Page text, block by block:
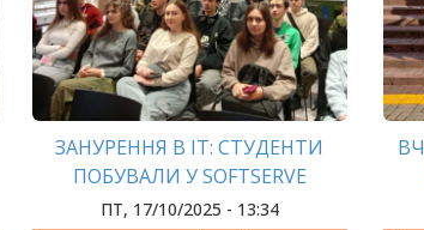
ЗАНУРЕННЯ В ІТ: СТУДЕНТИ
ПОБУВАЛИ У SOFTSERVE
ПТ, 17/10/2025 - 13:34